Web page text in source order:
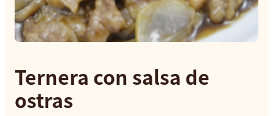
Ternera con salsa de
ostras